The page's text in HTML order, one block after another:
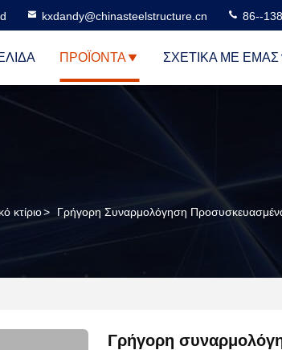
kxdandy@chinasteelstructure.cn 86--
ΠΡΟΪΌΝΤΑ ΣΧΕΤΙΚΆ ΜΕ ΕΜΆΣ
κτίριο> Γρήγορη Συναρμολόγηση
Γρήγορη